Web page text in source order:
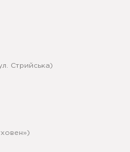
Стрийська)